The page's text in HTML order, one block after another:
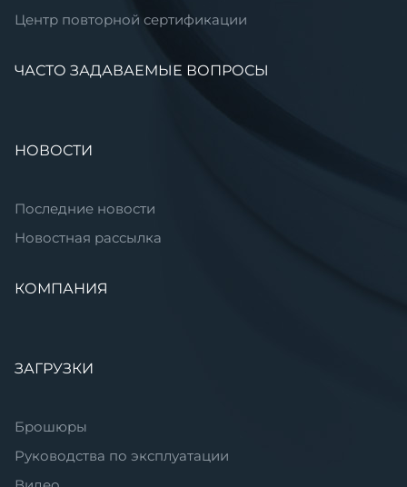
Центр повторной сертификации
ЧАСТО ЗАДАВАЕМЫЕ ВОПРОСЫ
НОВОСТИ
Последние новости
Новостная рассылка
КОМПАНИЯ
ЗАГРУЗКИ
Брошюры
Руководства по эксплуатации